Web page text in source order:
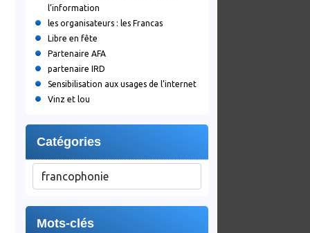
l’information
les organisateurs : les Francas
Libre en fête
Partenaire AFA
partenaire IRD
Sensibilisation aux usages de l’internet
Vinz et lou
Catégories
Mots-clés